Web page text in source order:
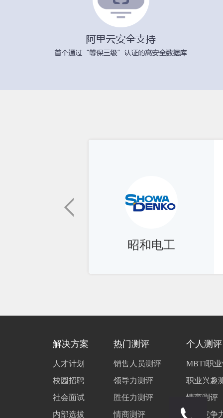
略为基本方向，始终
昭和电工
解决方案
人才计划
校园招聘
社会面试
内部选拔
热门测评
销售人员测评
领导力测评
胜任力测评
情商测评
个人测评
MBTI职
职业兴趣
情商测评
职场竞争